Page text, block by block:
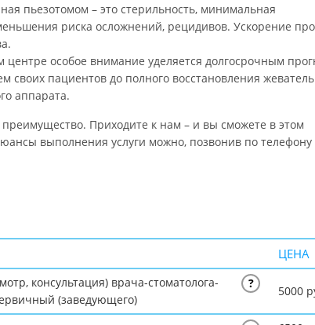
пьезотомом – это стерильность, минимальная
риска осложнений, рецидивов. Ускорение
особое внимание уделяется долгосрочным
пациентов до полного восстановления
аппарата.
Приходите к нам – и вы сможете в этом
выполнения услуги можно, позвонив по
ЦЕНА
консультация) врача-стоматолога-
(заведующего)
?
5000